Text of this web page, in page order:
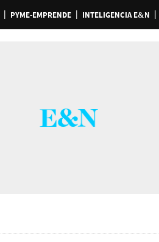
PYME-EMPRENDE INTELIGENCIA E&N